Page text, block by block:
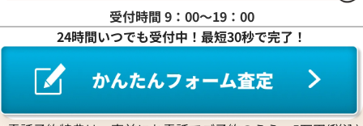
受付時間 9：00〜19：00
24時間いつでも受付中！最短30秒で完了！